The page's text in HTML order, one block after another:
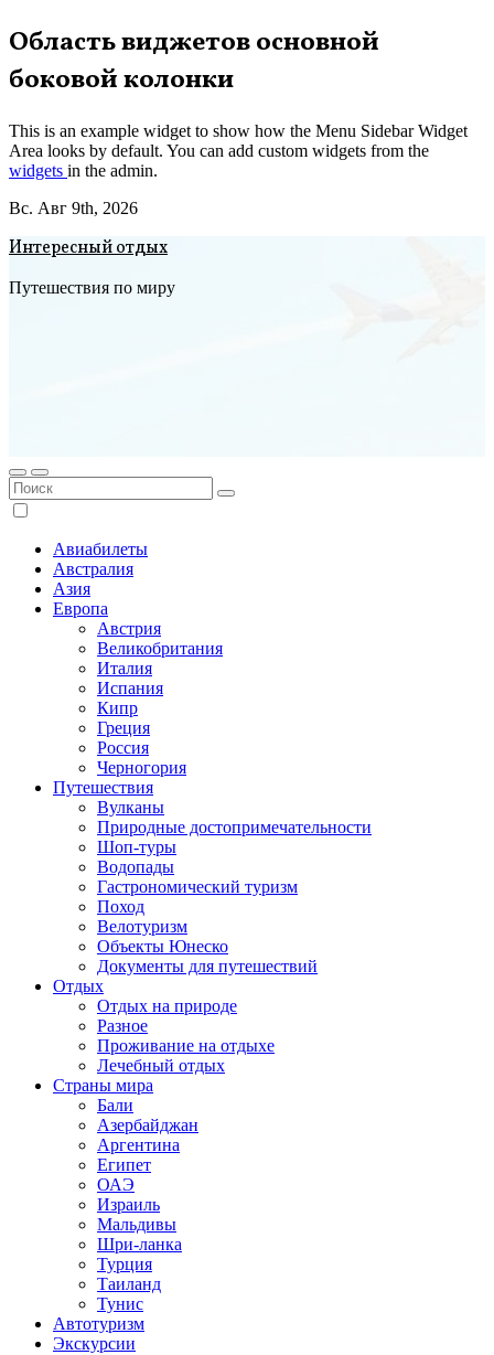
Перейти
к
содержимому
Область виджетов основной
боковой колонки
This is an example widget to show how the Menu Sidebar Widget
Area looks by default. You can add custom widgets from the
widgets in the admin.
Вс. Авг 9th, 2026
Интересный отдых
Путешествия по миру
Авиабилеты
Австралия
Азия
Европа
Австрия
Великобритания
Италия
Испания
Кипр
Греция
Россия
Черногория
Путешествия
Вулканы
Природные достопримечательности
Шоп-туры
Водопады
Гастрономический туризм
Поход
Велотуризм
Объекты Юнеско
Документы для путешествий
Отдых
Отдых на природе
Разное
Проживание на отдыхе
Лечебный отдых
Страны мира
Бали
Азербайджан
Аргентина
Египет
ОАЭ
Израиль
Мальдивы
Шри-ланка
Турция
Таиланд
Тунис
Автотуризм
Экскурсии